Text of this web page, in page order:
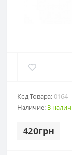
Код Товара:0164
Наличие: В
420грн